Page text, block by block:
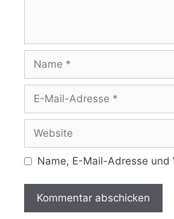
Mail-
Adresse
Name, E-Mail-Adresse und